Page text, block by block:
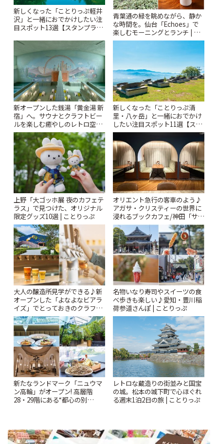
新しくなった「ことりっぷ軽井
沢」と一緒におでかけしたい注
目スポット13選【スタンプラリ
青葉通の緑を眺めながら、静か
な時間を。仙台「Echoes」で
楽しむモーニングとランチ | こ
とりっぷ
新オープンした銭湯「黄金湯 新
宿」へ。サウナとクラフトビー
ルを楽しむ癒やしのレトロ空間
| ことりっぷ
新しくなった「ことりっぷ清
里・八ヶ岳」と一緒におでかけ
したい注目スポット11選【スタ
ンプラリー開催中】 | ことりっ
ぷ
上野「大ゴッホ展 夜のカフェテ
ラス」で見つけた、オリジナル
限定グッズ10選 | ことりっぷ
オリエント急行の客車のよう♪
アガサ・クリスティーの世界に
浸れるブックカフェ/神田「サロ
ンクリスティ」 | ことりっぷ
大人の醸造所見学ができる♪新
オープンした「よなよなビアラ
イズ」でとっておきのクラフト
ビール体験 | ことりっぷ
名物いなり寿司やスイーツの食
べ歩きも楽しい♪愛知・豊川稲
荷参道さんぽ | ことりっぷ
新たなランドマーク「ニュウマ
ン高輪」がオープン! 高層階
28・29階にある“都心の別
レトロな蔵造りの街並みと国宝
の城。松本の城下町で心ほぐれ
る週末1泊2日の旅 | ことりっぷ